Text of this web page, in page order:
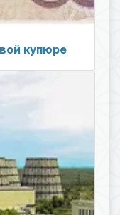
купюре